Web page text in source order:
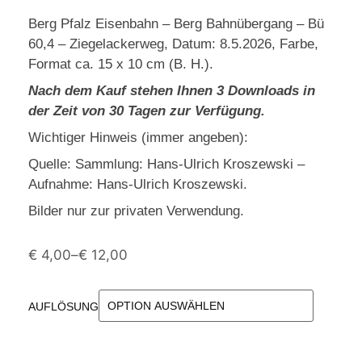
Berg Pfalz Eisenbahn – Berg Bahnübergang – Bü
60,4 – Ziegelackerweg, Datum: 8.5.2026, Farbe,
Format ca. 15 x 10 cm (B. H.).
Nach dem Kauf stehen Ihnen 3 Downloads in
der Zeit von 30 Tagen zur Verfügung.
Wichtiger Hinweis (immer angeben):
Quelle: Sammlung: Hans-Ulrich Kroszewski –
Aufnahme: Hans-Ulrich Kroszewski.
Bilder nur zur privaten Verwendung.
€ 4,00–€ 12,00
AUFLÖSUNG